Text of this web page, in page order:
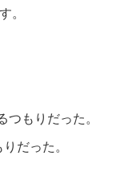
。
つもりだった。
だった。